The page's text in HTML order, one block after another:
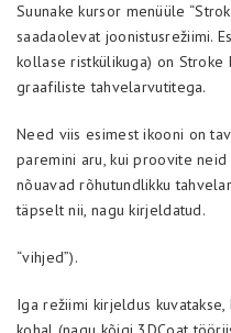
Suunake kursor menüüle
saadaolevat joonistusrežiimi.
kollase ristkülikuga) on Stroke
graafiliste tahvelarvutitega.
Need viis esimest ikooni on
paremini aru, kui proovite
nõuavad rõhutundlikku
täpselt nii, nagu kirjeldatud.
“vihjed”).
Iga režiimi kirjeldus